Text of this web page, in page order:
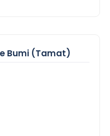
Bumi (Tamat)